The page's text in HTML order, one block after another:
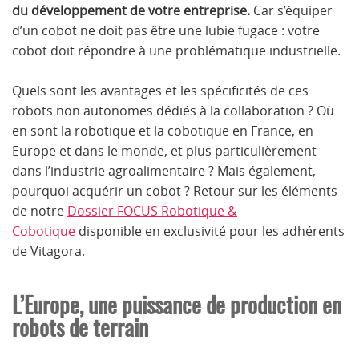
du développement de votre entreprise. Car s’équiper
d’un cobot ne doit pas être une lubie fugace : votre
cobot doit répondre à une problématique industrielle.
Quels sont les avantages et les spécificités de ces
robots non autonomes dédiés à la collaboration ? Où
en sont la robotique et la cobotique en France, en
Europe et dans le monde, et plus particulièrement
dans l’industrie agroalimentaire ? Mais également,
pourquoi acquérir un cobot ? Retour sur les éléments
de notre Dossier FOCUS Robotique &
Cobotique disponible en exclusivité pour les adhérents
de Vitagora.
L’Europe, une puissance de production en
robots de terrain